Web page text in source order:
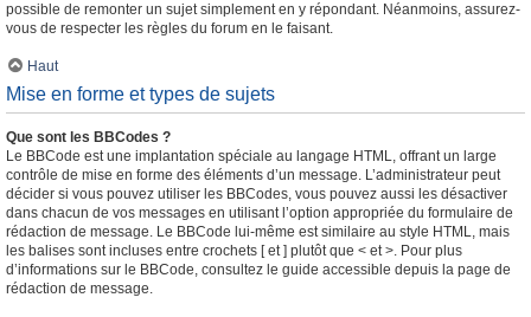
possible de remonter un sujet simplement en y répondant. Néanmoins, assurez-
vous de respecter les règles du forum en le faisant.
Haut
Mise en forme et types de sujets
Que sont les BBCodes ?
Le BBCode est une implantation spéciale au langage HTML, offrant un large
contrôle de mise en forme des éléments d’un message. L’administrateur peut
décider si vous pouvez utiliser les BBCodes, vous pouvez aussi les désactiver
dans chacun de vos messages en utilisant l’option appropriée du formulaire de
rédaction de message. Le BBCode lui-même est similaire au style HTML, mais
les balises sont incluses entre crochets [ et ] plutôt que < et >. Pour plus
d’informations sur le BBCode, consultez le guide accessible depuis la page de
rédaction de message.